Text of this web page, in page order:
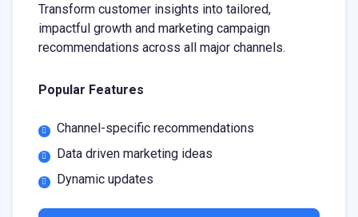
Transform customer insights into tailored,
impactful growth and marketing campaign
recommendations across all major channels.
Popular Features
Channel-specific recommendations
Data driven marketing ideas
Dynamic updates